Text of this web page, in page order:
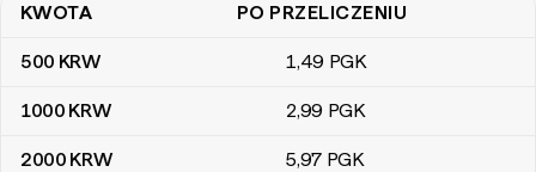
Tabela przeliczeń wony południowokoreańskie na kina
KWOTA PO PRZELICZENIU
500 KRW 1,49 PGK
1000 KRW 2,99 PGK
2000 KRW 5,97 PGK